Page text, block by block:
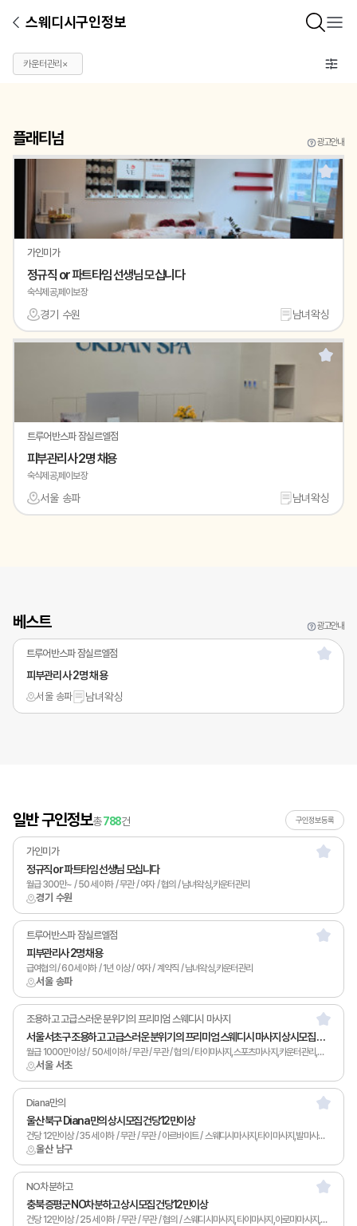
스웨디시구인정보
카운터관리 ×
플래티넘 광고안내
가인미가
정규직 or 파트타임 선생님 모십니다
숙식제공,페이보장
경기 수원 남녀왁싱
트루어반스파 잠실르엘점
피부관리사 2명 채용
숙식제공,페이보장
서울 송파 남녀왁싱
베스트 광고안내
트루어반스파 잠실르엘점
피부관리사 2명 채용
서울 송파 남녀왁싱
일반 구인정보총788건 구인정보등록
경기 수원
가인미가
정규직 or 파트타임 선생님 모십니다
월급 300만~ / 50세 이하 / 무관 / 여자 / 협의 / 남녀왁싱,카운터관리
서울 송파
트루어반스파 잠실르엘점
피부관리사 2명 채용
급여협의 / 60세 이하 / 1년 이상 / 여자 / 계약직 / 남녀왁싱,카운터관리
서울 서초
조용하고 고급스러운 분위기의 프리미엄 스웨디시 마사지
서울 서초구 조용하고 고급스러운 분위기의 프리미엄 스웨디시 마사지 상시모집 월급1000만이상
월급 1000만이상 / 50세 이하 / 무관 / 무관 / 협의 / 타이마사지,스포츠마사지,카운터관리,토탈샵관리,1인샵
울산 남구
Diana만의
울산 북구 Diana만의 상시모집 건당12만이상
건당 12만이상 / 35세 이하 / 무관 / 무관 / 아르바이트 / 스웨디시마사지,타이마사지,발마사지,피부관리,카운터관리,토탈샵관리,1인샵,홈케어,림프
NO차분하고
충북 증평군 NO차분하고 상시모집 건당12만이상
건당 12만이상 / 25세 이하 / 무관 / 무관 / 협의 / 스웨디시마사지,타이마사지,아로마마사지,발마사지,피부관리,남녀왁싱,카운터관리,토탈샵관리,1인샵,홈케어,림프